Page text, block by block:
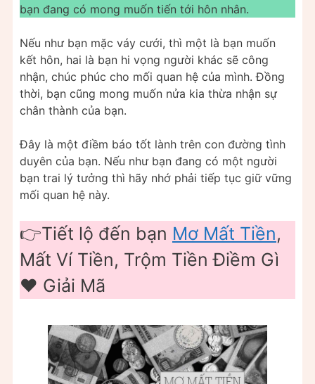
bạn đang có mong muốn tiến tới hôn nhân.
Nếu như bạn mặc váy cưới, thì một là bạn muốn
kết hôn, hai là bạn hi vọng người khác sẽ công
nhận, chúc phúc cho mối quan hệ của mình. Đồng
thời, bạn cũng mong muốn nửa kia thừa nhận sự
chân thành của bạn.
Đây là một điềm báo tốt lành trên con đường tình
duyên của bạn. Nếu như bạn đang có một người
bạn trai lý tưởng thì hãy nhớ phải tiếp tục giữ vững
mối quan hệ này.
👉Tiết lộ đến bạn Mơ Mất Tiền,
Mất Ví Tiền, Trộm Tiền Điềm Gì
❤️️ Giải Mã